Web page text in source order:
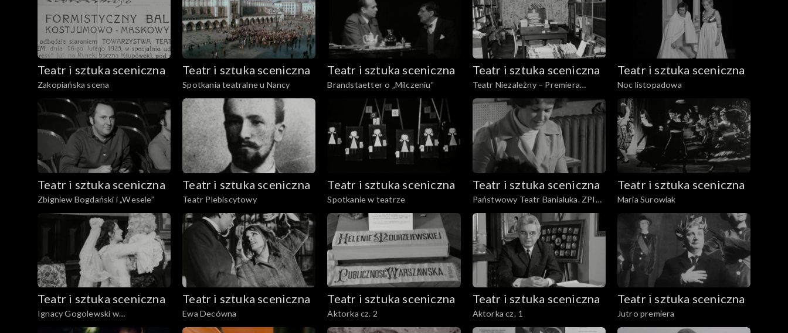
Teatr i sztuka sceniczna
Zakopiańska scena
Teatr i sztuka sceniczna
Spotkania teatralne u Nancy
Teatr i sztuka sceniczna
Brandstaetter o „Milczeniu”
Teatr i sztuka sceniczna
Teatr Niezależny – Premiera
„Balladyny”
Teatr i sztuka sceniczna
Noc listopadowa
Teatr i sztuka sceniczna
Zbigniew Bogdański i „Wesele”
Teatr i sztuka sceniczna
Teatr Plebiscytowy
Teatr i sztuka sceniczna
Spotkanie w teatrze
Teatr i sztuka sceniczna
Państwowy Teatr Banialuka. ZPIT
Ziemi Cieszyńskiej. Filharmonia
Górnicza w Zabrzu
Teatr i sztuka sceniczna
Maria Surowiak
Teatr i sztuka sceniczna
Ignacy Gogolewski w
,,Świętoszku"
Teatr i sztuka sceniczna
Ewa Decówna
Teatr i sztuka sceniczna
Aktorka cz. 2
Teatr i sztuka sceniczna
Aktorka cz. 1
Teatr i sztuka sceniczna
Jutro premiera